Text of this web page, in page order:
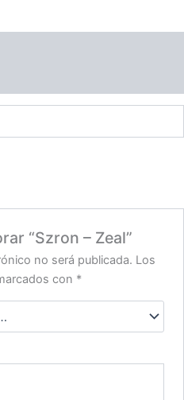
“Szron – Zeal”
no será publicada. Los
con *